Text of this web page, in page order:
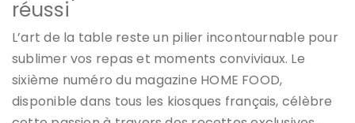
réussi
L’art de la table reste un pilier incontournable pour
sublimer vos repas et moments conviviaux. Le
sixième numéro du magazine HOME FOOD,
disponible dans tous les kiosques français, célèbre